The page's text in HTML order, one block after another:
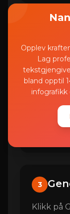
Beskriv
(f.eks.
'øk
3
Klikk på
Opplev
Lag
bland opptil
infografikk